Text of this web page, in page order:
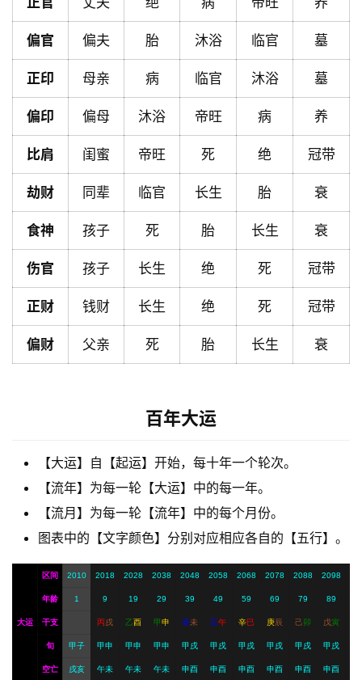
首
页
黄
占
卜
命
理
解
会
登录 注册
偏官 偏夫 胎 沐浴 临官 墓
正印 母亲 病 临官 沐浴 墓
偏印 偏母 沐浴 帝旺 病 养
比肩 闺蜜 帝旺 死 绝 冠带
劫财 同辈 临官 长生 胎 衰
食神 孩子 死 胎 长生 衰
伤官 孩子 长生 绝 死 冠带
正财 钱财 长生 绝 死 冠带
偏财 父亲 死 胎 长生 衰
百年大运
【大运】自【起运】开始，每十年一个轮次。
【流年】为每一轮【大运】中的每一年。
【流月】为每一轮【流年】中的每个月份。
图表中的【文字颜色】分别对应相应各自的【五行】。
大运
区间 2010 2018 2028 2038 2048 2058 2068 2078 2088 2098
年龄 1 9 19 29 39 49 59 69 79 89
干支 丙戌 乙酉 甲申 癸未 壬午 辛巳 庚辰 己卯 戊寅
旬 甲子 甲申 甲申 甲申 甲戌 甲戌 甲戌 甲戌 甲戌 甲戌
空亡 戌亥 午未 午未 午未 申酉 申酉 申酉 申酉 申酉 申酉